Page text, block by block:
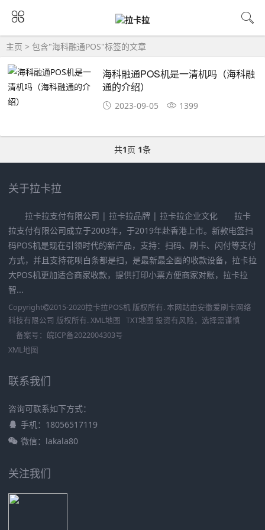
主页 > 包含"海科融通POS"标签的文章
海科融通POS机是一清机吗（海科融
通的介绍）
2023-09-05 1399
共1页 1条
关于拉卡拉
拉卡拉支付有限公司 | 拉卡拉品牌 | 拉卡拉企业文化 拉卡
拉支付有限公司成立于2003年，于2019年赴香港上市。新款电签扫
码POS机是现在引领时代的新产品，支持：扫码、刷卡、闪付等支付
方式，并且支持花呗白条都是扫，是最新最全面的收款设备，拉卡拉
大POS机更加适合商家收款，提供打印小票方便商家对账，拉卡拉
智...
Copyright 2015-2020拉卡拉POS机 版权所有. 本网站由安徽爱刷卡网络
科技有限公司 版权所有. XML地图 TXT地图 投资有风险，选择需谨慎
备案号： 皖ICP备2022004303号
XML地图
联系我们
咨询可联系如下方式：
手机：18056517119
微信：lakala80
关注我们